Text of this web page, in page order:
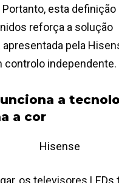
esta
reforça a solução
pela
controlo independente.
a
a cor